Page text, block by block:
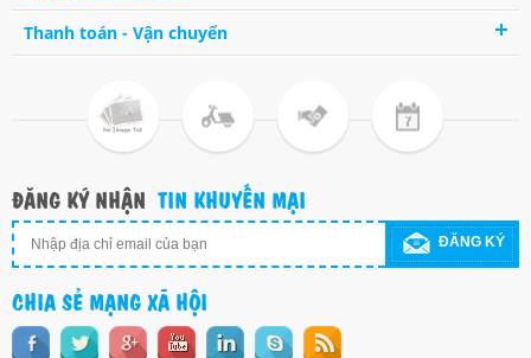
Thanh toán - Vận chuyển
ĐĂNG KÝ NHẬN TIN KHUYẾN MẠI
ĐĂNG KÝ
CHIA SẺ MẠNG XÃ HỘI